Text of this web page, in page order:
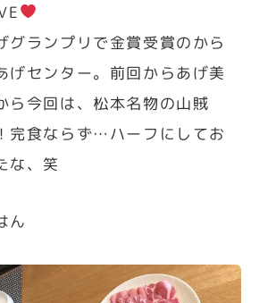
グランプリで金賞受賞のから
げセンター。前回からあげ美
ら今回は、松本名物の山賊
完食ならず…ハーフにしてお
な、笑
ん